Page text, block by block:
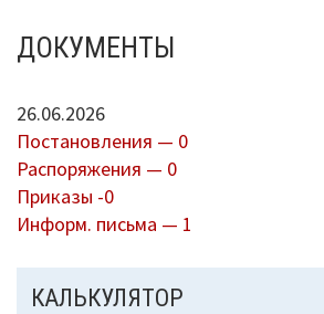
ДОКУМЕНТЫ
26.06.2026
Постановления — 0
Распоряжения — 0
Приказы -0
Информ. письма — 1
КАЛЬКУЛЯТОР